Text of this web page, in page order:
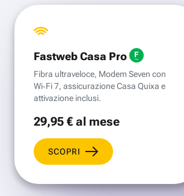
Fastweb Casa Pro
Fibra ultraveloce, Modem Seven con
Wi‑Fi 7, assicurazione Casa Quixa e
attivazione inclusi.
29,95 €al mese
SCOPRI